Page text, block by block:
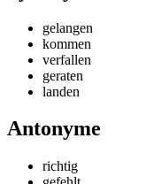
gelangen
kommen
verfallen
geraten
landen
Antonyme
richtig